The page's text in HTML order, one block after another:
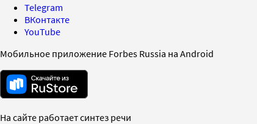
Telegram
ВКонтакте
YouTube
Мобильное приложение Forbes Russia на Android
На сайте работает синтез речи